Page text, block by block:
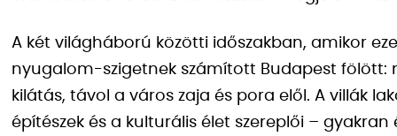
A két világháború közötti időszakban, amikor
nyugalom-szigetnek számított Budapest fölött:
kilátás, távol a város zaja és pora elől. A villák
építészek és a kulturális élet szereplői –